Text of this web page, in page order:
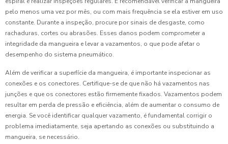
pelo menos uma vez por mês, ou com mais frequência se ela estiver em uso
constante. Durante a inspeção, procure por sinais de desgaste, como
rachaduras, cortes ou abrasões. Esses danos podem comprometer a
integridade da mangueira e levar a vazamentos, o que pode afetar o
desempenho do sistema pneumático.
Além de verificar a superfície da mangueira, é importante inspecionar as
conexões e os conectores. Certifique-se de que não há vazamentos nas
junções e que os conectores estão firmemente fixados. Vazamentos podem
resultar em perda de pressão e eficiência, além de aumentar o consumo de
energia. Se você identificar qualquer vazamento, é fundamental corrigir o
problema imediatamente, seja apertando as conexões ou substituindo a
mangueira, se necessário.